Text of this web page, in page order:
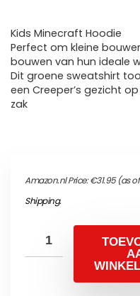
Kids Minecraft Hoodie
Perfect om kleine
bouwen van hun ideale
Dit groene sweatshirt
een Creeper’s gezicht
zak
Amazon.nl Price:€31.95(as of
Shipping.